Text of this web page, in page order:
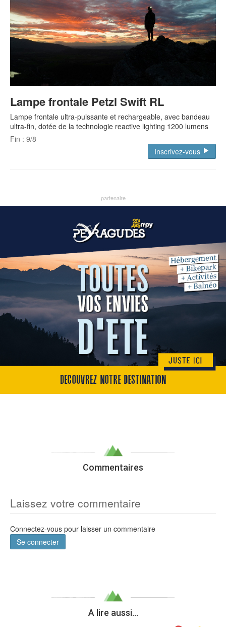
Lampe frontale Petzl Swift RL
Lampe frontale ultra-puissante et rechargeable, avec bandeau
ultra-fin, dotée de la technologie reactive lighting 1200 lumens
Fin : 9/8
Inscrivez-vous
Commentaires
Laissez votre commentaire
Connectez-vous pour laisser un commentaire
Se connecter
A lire aussi...